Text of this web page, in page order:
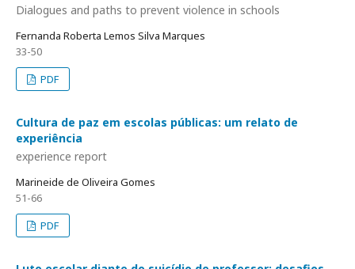
Dialogues and paths to prevent violence in schools
Fernanda Roberta Lemos Silva Marques
33-50
PDF
Cultura de paz em escolas públicas: um relato de
experiência
experience report
Marineide de Oliveira Gomes
51-66
PDF